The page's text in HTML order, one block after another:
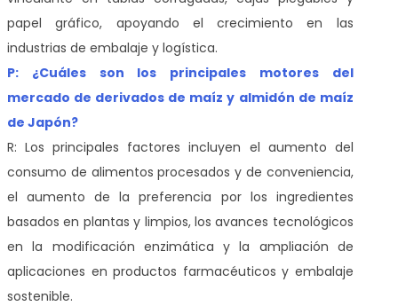
papel gráfico, apoyando el crecimiento en las
industrias de embalaje y logística.
P: ¿Cuáles son los principales motores del
mercado de derivados de maíz y almidón de maíz
de Japón?
R: Los principales factores incluyen el aumento del
consumo de alimentos procesados y de conveniencia,
el aumento de la preferencia por los ingredientes
basados en plantas y limpios, los avances tecnológicos
en la modificación enzimática y la ampliación de
aplicaciones en productos farmacéuticos y embalaje
sostenible.